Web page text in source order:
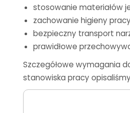
stosowanie materiałów
zachowanie higieny
bezpieczny transport
prawidłowe
Szczegółowe wymagania
stanowiska pracy